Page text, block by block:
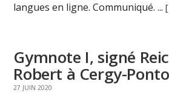
langues en ligne. Communiqué. ...
Gymnote I, signé
Robert à Cergy-
27 JUIN 2020